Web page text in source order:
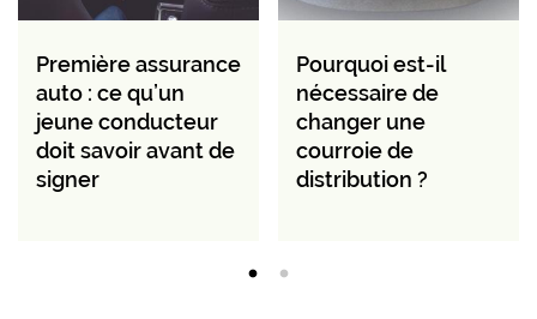
Première assurance
auto : ce qu’un
jeune conducteur
doit savoir avant de
signer
Pourquoi est-il
nécessaire de
changer une
courroie de
distribution ?